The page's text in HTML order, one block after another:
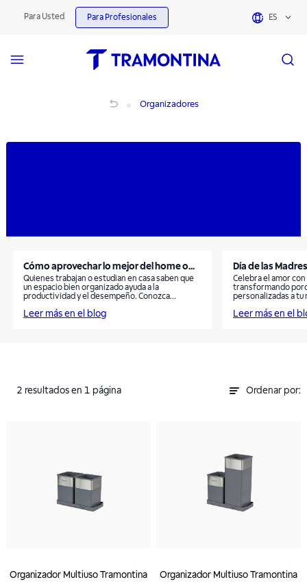
Para Usted Para Profesionales ES
Organizadores
Cómo aprovechar lo mejor del home o...
Quienes trabajan o estudian en casa saben que
un espacio bien organizado ayuda a la
productividad y el desempeño. Conozca
Leer más en el blog
Día de las
Celebra el amor
transformando
personalizadas a tu
Leer más en el
2 resultados en 1 página Ordenar por:
Organizador Multiuso Tramontina
Organizador Multiuso Tramontina
Organizadores | Tramontina